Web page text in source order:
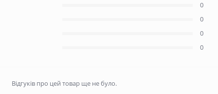
0
0
0
0
Відгуків про цей товар ще не було.